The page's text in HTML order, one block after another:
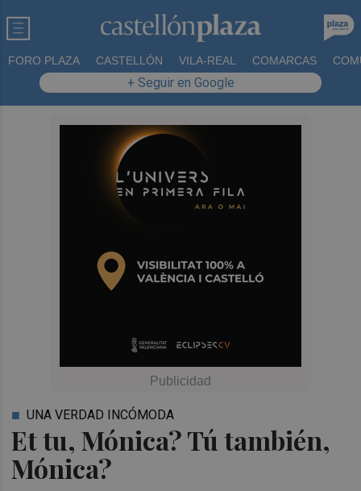
FORO PLAZA CASTELLÓN VILA-REAL COMARCAS
+ Seguir en Google
Et tu, Mónica? Tú también,
Mónica?
UNA VERDAD INCÓMODA